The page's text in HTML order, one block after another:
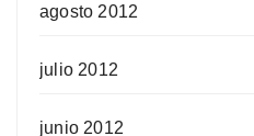
agosto 2012
julio 2012
junio 2012